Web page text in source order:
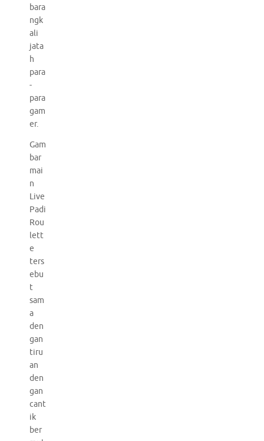
bara
ngk
ali
jata
h
para
-
para
gam
er.
Gam
bar
mai
n
Live
Padi
Rou
lett
e
ters
ebu
t
sam
a
den
gan
tiru
an
den
gan
cant
ik
ber